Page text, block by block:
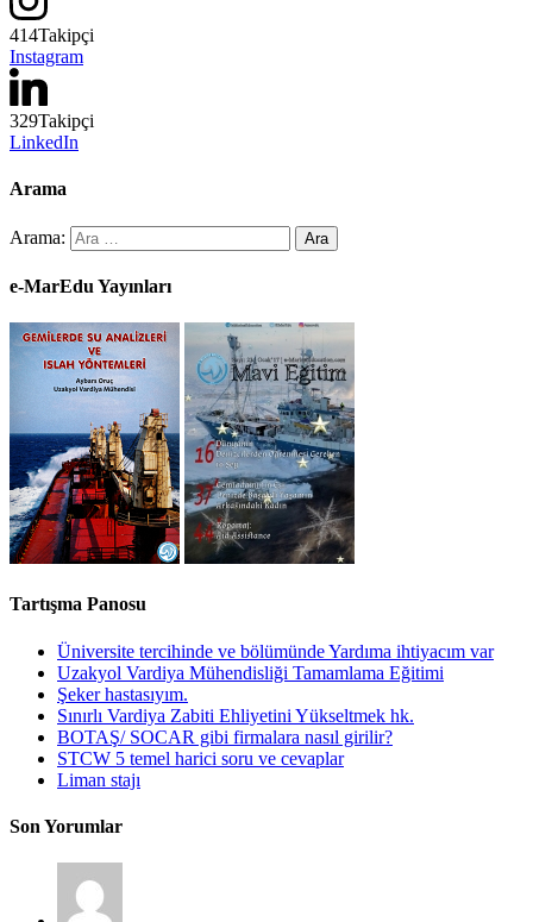
414Takipçi
Instagram
329Takipçi
LinkedIn
Arama
Arama:
e-MarEdu Yayınları
Tartışma Panosu
Üniversite tercihinde ve bölümünde Yardıma ihtiyacım var
Uzakyol Vardiya Mühendisliği Tamamlama Eğitimi
Şeker hastasıyım.
Sınırlı Vardiya Zabiti Ehliyetini Yükseltmek hk.
BOTAŞ/ SOCAR gibi firmalara nasıl girilir?
STCW 5 temel harici soru ve cevaplar
Liman stajı
Son Yorumlar